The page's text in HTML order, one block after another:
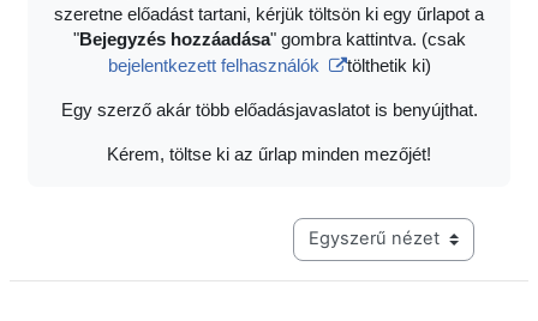
szeretne előadást tartani, kérjük töltsön ki egy űrlapot a
"Bejegyzés hozzáadása" gombra kattintva. (csak
bejelentkezett felhasználók
tölthetik ki)
Egy szerző akár több előadásjavaslatot is benyújthat.
Kérem, töltse ki az űrlap minden mezőjét!
Harmadik szintű navigáció